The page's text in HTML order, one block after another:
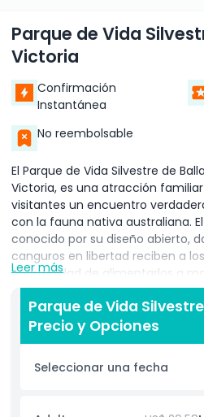
Parque de Vida
Victoria
Confirmación
Instantánea
No reembolsable
El Parque de Vida Silvestre de
Victoria, es una atracción
visitantes un encuentro
con la fauna nativa australiana.
conocido por su diseño abierto,
canguros en libertad reciben a
oportunidad de alimentarlos a
natural y relajado. Este popular
Victoria se enfoca en la
interacciones inolvidables con
pueden explorar una variedad
icónicas australianas, incluyendo
demonios de Tasmania y
variedad de serpientes, ranas y
Leer más
Parque de Vida
Precio y Opciones
Seleccionar una fecha